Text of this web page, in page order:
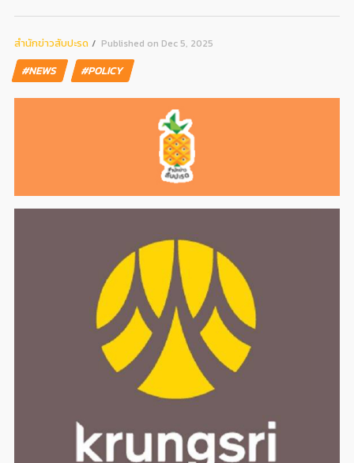
สํานักข่าวสับปะรด Published on Dec 5, 2025
#NEWS #POLICY